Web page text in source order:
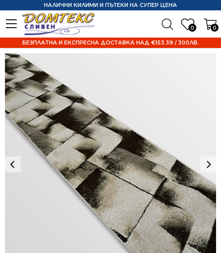
0 0
НАЛИЧНИ КИЛИМИ И ПЪТЕКИ НА СУПЕР ЦЕНА
БЕЗПЛАТНА И ЕКСПРЕСНА ДОСТАВКА НАД €153.39 / 300ЛВ.